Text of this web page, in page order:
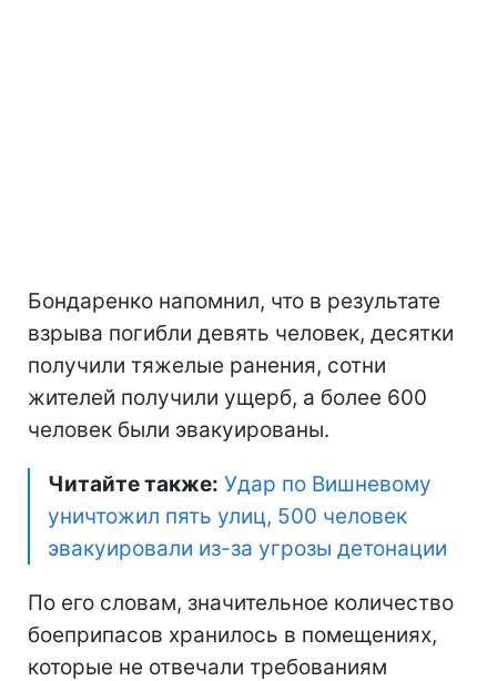
Бондаренко напомнил, что в результате
взрыва погибли девять человек, десятки
получили тяжелые ранения, сотни
жителей получили ущерб, а более 600
человек были эвакуированы.
Читайте также: Удар по Вишневому
уничтожил пять улиц, 500 человек
эвакуировали из-за угрозы детонации
По его словам, значительное количество
боеприпасов хранилось в помещениях,
которые не отвечали требованиям